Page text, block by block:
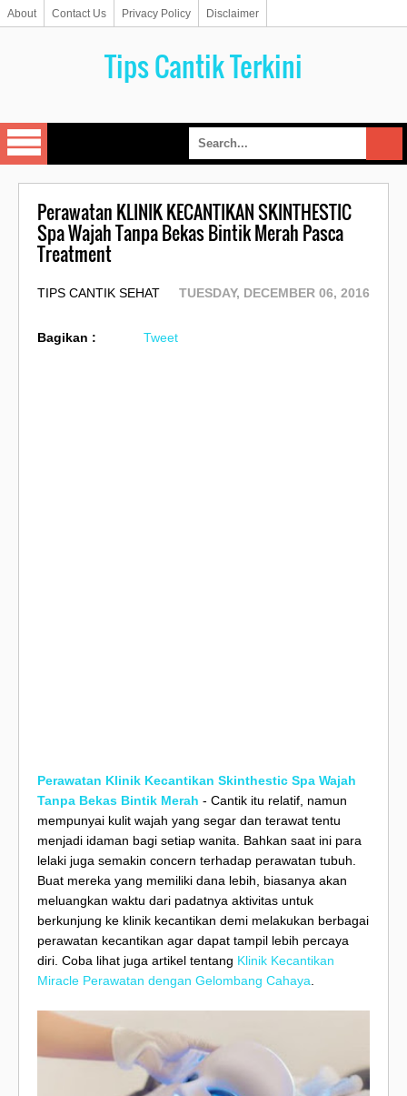
About Contact Us Privacy Policy Disclaimer
Tips Cantik Terkini
Perawatan KLINIK KECANTIKAN SKINTHESTIC
Spa Wajah Tanpa Bekas Bintik Merah Pasca
Treatment
TIPS CANTIK SEHAT TUESDAY, DECEMBER 06, 2016
Bagikan : Tweet
Perawatan Klinik Kecantikan Skinthestic Spa Wajah
Tanpa Bekas Bintik Merah - Cantik itu relatif, namun
mempunyai kulit wajah yang segar dan terawat tentu
menjadi idaman bagi setiap wanita. Bahkan saat ini para
lelaki juga semakin concern terhadap perawatan tubuh.
Buat mereka yang memiliki dana lebih, biasanya akan
meluangkan waktu dari padatnya aktivitas untuk
berkunjung ke klinik kecantikan demi melakukan berbagai
perawatan kecantikan agar dapat tampil lebih percaya
diri. Coba lihat juga artikel tentang Klinik Kecantikan
Miracle Perawatan dengan Gelombang Cahaya